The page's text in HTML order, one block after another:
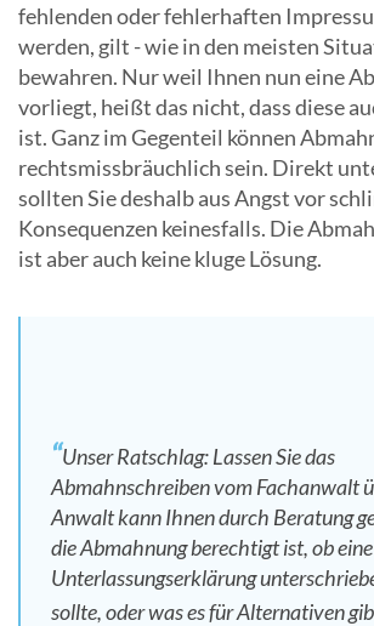
fehlenden oder fehlerhaften
werden, gilt - wie in den meisten
bewahren. Nur weil Ihnen nun eine
vorliegt, heißt das nicht, dass diese
ist. Ganz im Gegenteil können
rechtsmissbräuchlich sein. Direkt
sollten Sie deshalb aus Angst vor
Konsequenzen keinesfalls. Die
ist aber auch keine kluge Lösung.
Unser Ratschlag: Lassen Sie das
Abmahnschreiben vom Fachanwalt
Anwalt kann Ihnen durch Beratung
die Abmahnung berechtigt ist, ob eine
Unterlassungserklärung
sollte, oder was es für Alternativen